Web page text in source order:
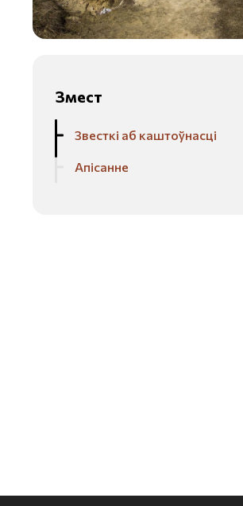
Змест
Звесткі аб каштоўнасці
Апісанне